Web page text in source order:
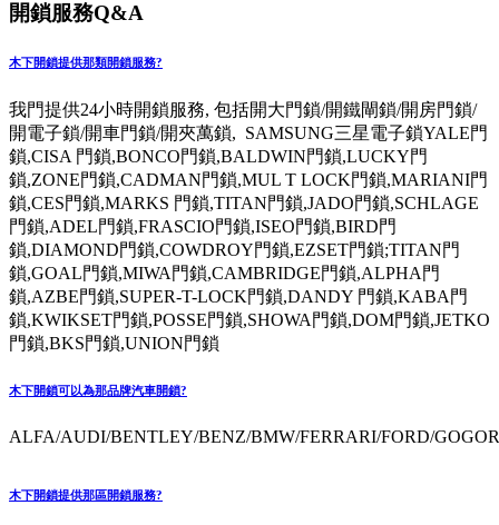
開鎖服務Q&A
木下開鎖提供那類開鎖服務?
我門提供24小時開鎖服務, 包括開大門鎖/開鐵閘鎖/開房門鎖/
開電子鎖/開車門鎖/開夾萬鎖, SAMSUNG三星電子鎖YALE門
鎖,CISA 門鎖,BONCO門鎖,BALDWIN門鎖,LUCKY門
鎖,ZONE門鎖,CADMAN門鎖,MUL T LOCK門鎖,MARIANI門
鎖,CES門鎖,MARKS 門鎖,TITAN門鎖,JADO門鎖,SCHLAGE
門鎖,ADEL門鎖,FRASCIO門鎖,ISEO門鎖,BIRD門
鎖,DIAMOND門鎖,COWDROY門鎖,EZSET門鎖;TITAN門
鎖,GOAL門鎖,MIWA門鎖,CAMBRIDGE門鎖,ALPHA門
鎖,AZBE門鎖,SUPER-T-LOCK門鎖,DANDY 門鎖,KABA門
鎖,KWIKSET門鎖,POSSE門鎖,SHOWA門鎖,DOM門鎖,JETKO
門鎖,BKS門鎖,UNION門鎖
木下開鎖可以為那品牌汽車開鎖?
ALFA/AUDI/BENTLEY/BENZ/BMW/FERRARI/FORD/
木下開鎖提供那區開鎖服務?